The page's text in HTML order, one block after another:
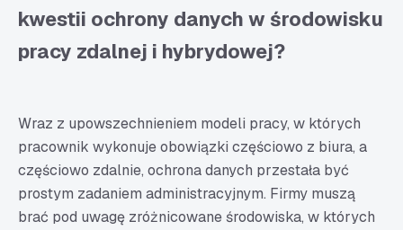
kwestii ochrony danych w środowisku
pracy zdalnej i hybrydowej?
Wraz z upowszechnieniem modeli pracy, w których
pracownik wykonuje obowiązki częściowo z biura, a
częściowo zdalnie, ochrona danych przestała być
prostym zadaniem administracyjnym. Firmy muszą
brać pod uwagę zróżnicowane środowiska, w których